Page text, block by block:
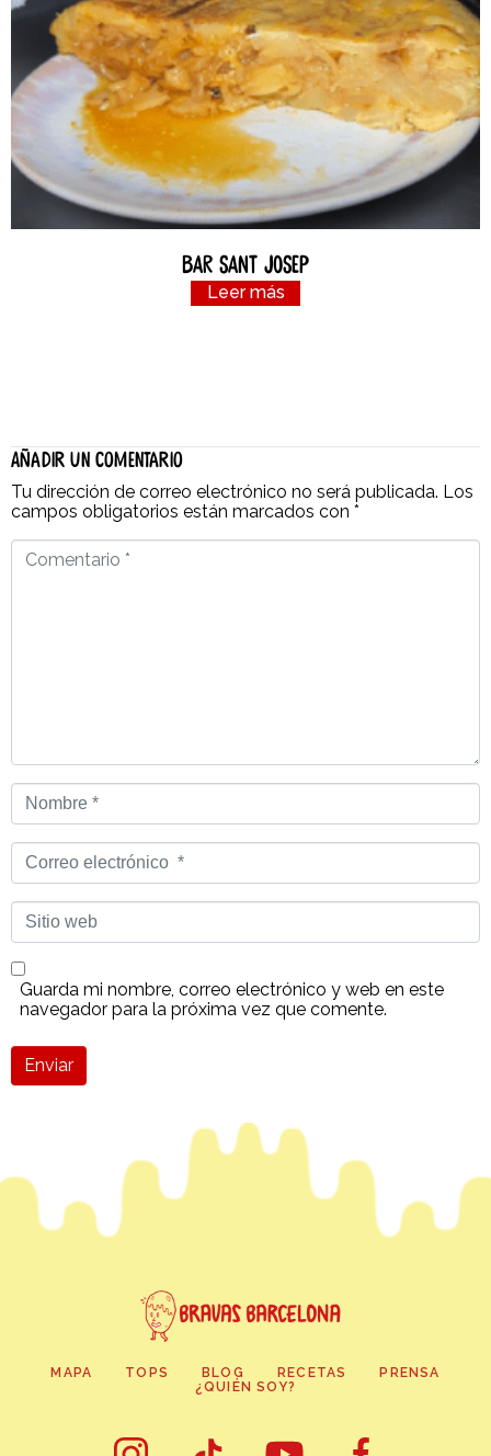
Bar Sant Josep
Leer más
Añadir un comentario
Tu dirección de correo electrónico no será publicada. Los
campos obligatorios están marcados con *
Comentario
Nombre
Correo
electrónico
*
Sitio
web
Guarda mi nombre, correo electrónico y web en este
navegador para la próxima vez que comente.
Enviar
MAPA TOPS BLOG RECETAS
PRENSA
¿QUIÉN SOY?